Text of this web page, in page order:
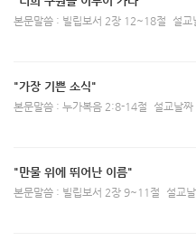
본문말씀 : 빌립보서 2장 12~18절 설
"가장 기쁜 소식"
본문말씀 : 누가복음 2:8-14절 설교날
"만물 위에 뛰어난 이름"
본문말씀 : 빌립보서 2장 9~11절 설교